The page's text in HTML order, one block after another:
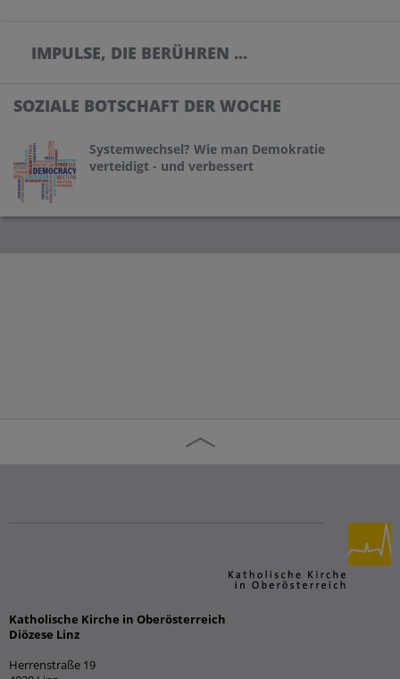
IMPULSE, DIE BERÜHREN ...
SOZIALE BOTSCHAFT DER WOCHE
Systemwechsel? Wie man Demokratie
verteidigt - und verbessert
Katholische Kirche in Oberösterreich
Diözese Linz
Herrenstraße 19